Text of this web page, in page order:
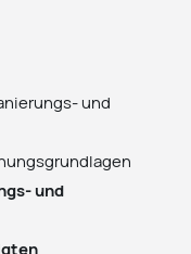
und
und